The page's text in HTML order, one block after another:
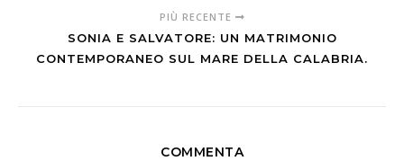
PIÙ RECENTE
SONIA E SALVATORE: UN MATRIMONIO
CONTEMPORANEO SUL MARE DELLA CALABRIA.
COMMENTA